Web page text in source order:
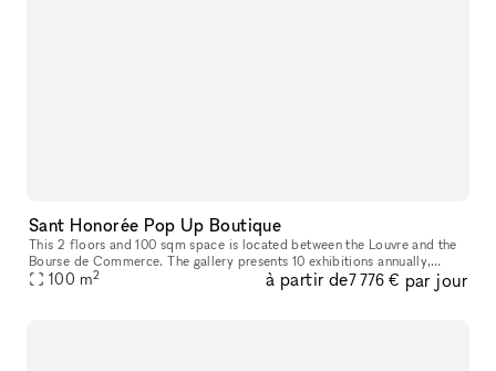
Sant Honorée Pop Up Boutique
This 2 floors and 100 sqm space is located between the Louvre and the
Bourse de Commerce. The gallery presents 10 exhibitions annually,
showcasing the French contemporary art scene. Perfect as a pop
100 m2 à partir de7 776 € par jour